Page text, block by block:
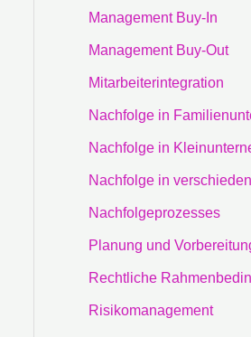
Management Buy-In
Management Buy-Out
Mitarbeiterintegration
Nachfolge in
Nachfolge in
Nachfolge in
Nachfolgeprozesses
Planung und
Rechtliche
Risikomanagement